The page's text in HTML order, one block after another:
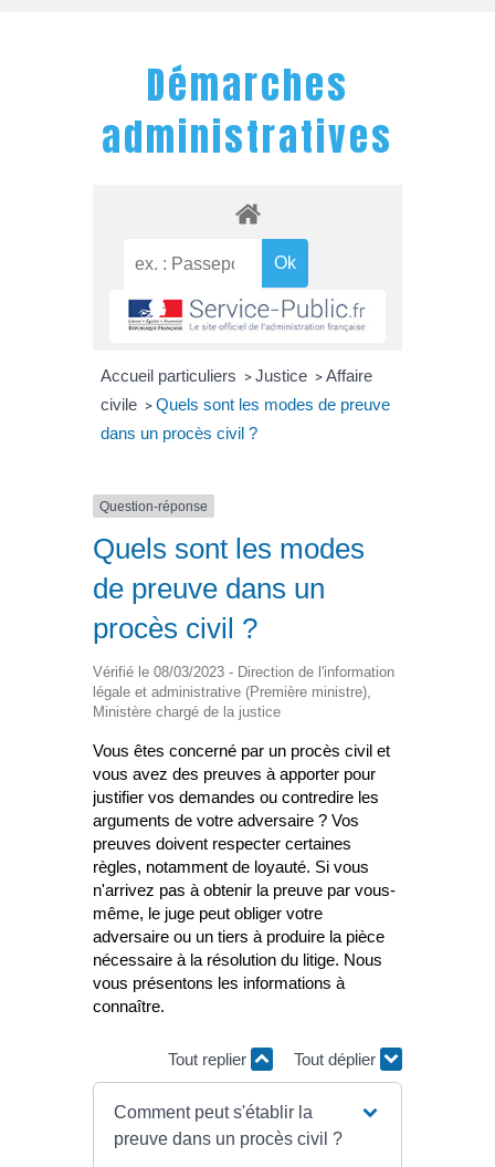
Démarches
administratives
Accueil particuliers > Justice > Affaire
civile > Quels sont les modes de preuve
dans un procès civil ?
Question-réponse
Quels sont les modes
de preuve dans un
procès civil ?
Vérifié le 08/03/2023 - Direction de l'information
légale et administrative (Première ministre),
Ministère chargé de la justice
Vous êtes concerné par un procès civil et
vous avez des preuves à apporter pour
justifier vos demandes ou contredire les
arguments de votre adversaire ? Vos
preuves doivent respecter certaines
règles, notamment de loyauté. Si vous
n'arrivez pas à obtenir la preuve par vous-
même, le juge peut obliger votre
adversaire ou un tiers à produire la pièce
nécessaire à la résolution du litige. Nous
vous présentons les informations à
connaître.
Tout replier Tout déplier
Comment peut s'établir la
preuve dans un procès civil ?